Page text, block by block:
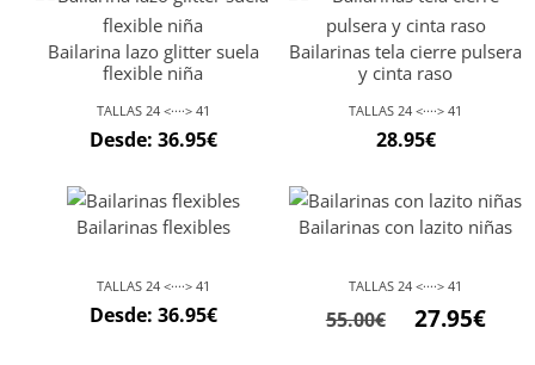
Bailarina lazo glitter suela
flexible niña
TALLAS 24 <····> 41
Desde: 36.95€
Bailarinas tela cierre pulsera
y cinta raso
TALLAS 24 <····> 41
28.95€
Bailarinas flexibles
TALLAS 24 <····> 41
Desde: 36.95€
Bailarinas con lazito niñas
TALLAS 24 <····> 41
55.00€ 27.95€